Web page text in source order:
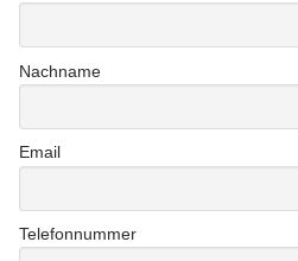
Nachname
Email
Telefonnummer